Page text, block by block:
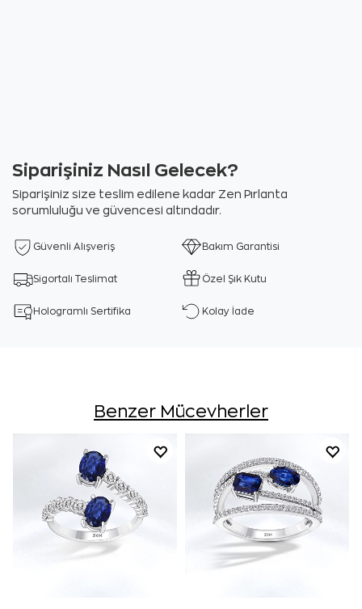
Siparişiniz Nasıl Gelecek?
Siparişiniz size teslim edilene kadar Zen Pırlanta
sorumluluğu ve güvencesi altındadır.
Güvenli Alışveriş Bakım Garantisi
Sigortalı Teslimat Özel Şık Kutu
Hologramlı Sertifika Kolay İade
Benzer Mücevherler